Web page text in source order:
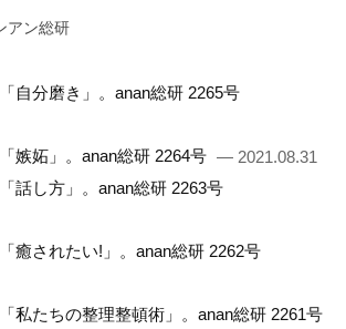
アン総研
自分磨き」。anan総研 2265号
嫉妬」。anan総研 2264号 — 2021.08.31
話し方」。anan総研 2263号
癒されたい!」。anan総研 2262号
私たちの整理整頓術」。anan総研 2261号